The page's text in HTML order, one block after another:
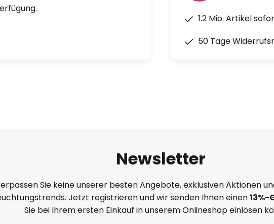
1.2 Mio. Artikel
50 Tage
Newsletter
Sie keine unserer besten Angebote, exklusiven Aktionen
Jetzt registrieren und wir senden Ihnen einen13%-
Sie bei Ihrem ersten Einkauf in unserem Onlineshop einlösen